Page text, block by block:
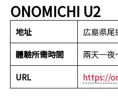
ONOMICHI U2
地址
広島県尾
體驗所需時間
兩天一夜
URL
https://